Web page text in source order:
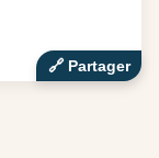
🔗‍️ Partager